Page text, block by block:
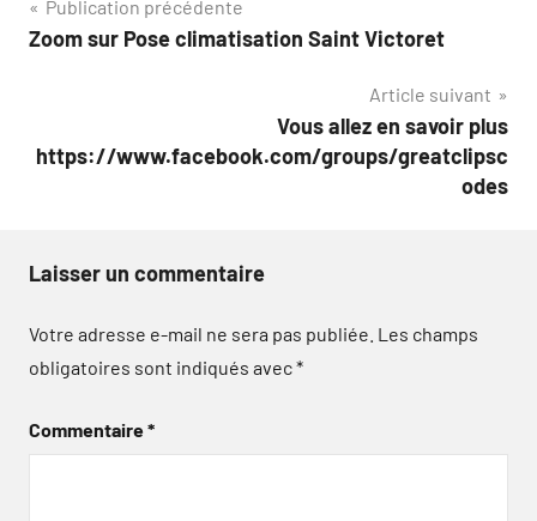
Navigation
de
Publication précédente
Zoom sur Pose climatisation Saint Victoret
Article suivant
Vous allez en savoir plus
https://www.facebook.com/groups/greatclipsc
odes
Laisser un commentaire
Votre adresse e-mail ne sera pas publiée. Les champs
obligatoires sont indiqués avec*
Commentaire*